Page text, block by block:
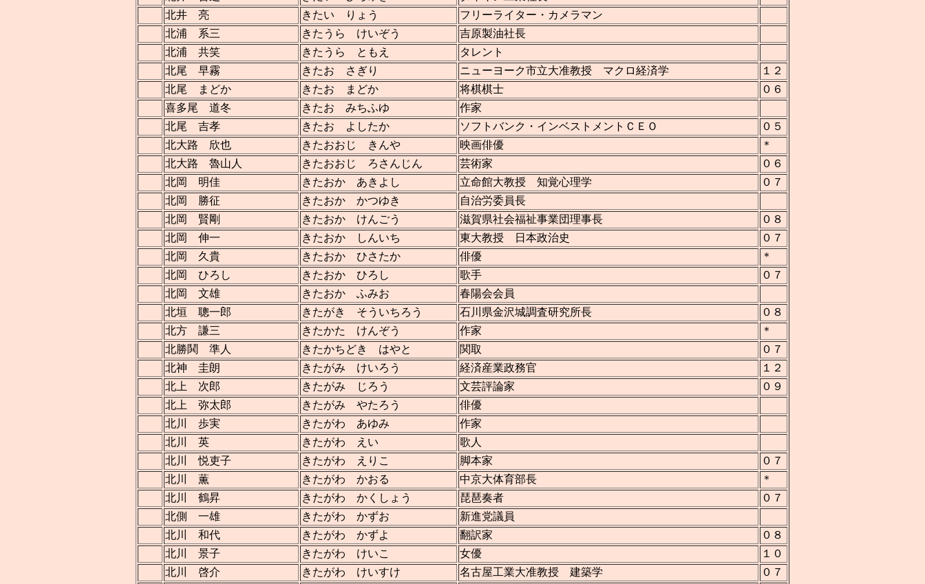
北井 亮
きたい りょう
フリーライター・カメラマン
北浦 系三
きたうら けいぞう
吉原製油社長
北浦 共笑
きたうら ともえ
タレント
北尾 早霧
きたお さぎり ニューヨーク市立大准教授 マクロ経済学
１２
北尾 まどか
きたお まどか 将棋棋士
０６
喜多尾 道冬
きたお みちふゆ
作家
北尾 吉孝
きたお よしたか ソフトバンク・インベストメントＣＥＯ
０５
北大路 欣也
きたおおじ きんや 映画俳優
＊
北大路 魯山人
きたおおじ ろさんじん 芸術家
０６
北岡 明佳
きたおか あきよし 立命館大教授 知覚心理学
０７
北岡 勝征
きたおか かつゆき
自治労委員長
北岡 賢剛
きたおか けんごう 滋賀県社会福祉事業団理事長
０８
北岡 伸一
きたおか しんいち 東大教授 日本政治史
０７
北岡 久貴
きたおか ひさたか 俳優
＊
北岡 ひろし
きたおか ひろし 歌手
０７
北岡 文雄
きたおか ふみお
春陽会会員
北垣 聰一郎
きたがき そういちろう 石川県金沢城調査研究所長
０８
北方 謙三
きたかた けんぞう 作家
＊
北勝鬨 準人
きたかちどき はやと 関取
０７
北神 圭朗
きたがみ けいろう 経済産業政務官
１２
北上 次郎
きたがみ じろう 文芸評論家
０９
北上 弥太郎
きたがみ やたろう
俳優
北川 歩実
きたがわ あゆみ
作家
北川 英
きたがわ えい
歌人
北川 悦吏子
きたがわ えりこ 脚本家
０７
北川 薫
きたがわ かおる 中京大体育部長
＊
北川 鶴昇
きたがわ かくしょう 琵琶奏者
０７
北側 一雄
きたがわ かずお
新進党議員
北川 和代
きたがわ かずよ 翻訳家
０８
北川 景子
きたがわ けいこ 女優
１０
北川 啓介
きたがわ けいすけ 名古屋工業大准教授 建築学
０７